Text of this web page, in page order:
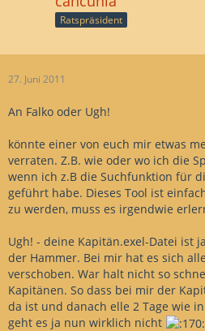
Ratspräsident
27. Juni 2011
An Falko oder Ugh!
könnte einer von euch mir etwas
verraten. Z.B. wie oder wo ich die
wenn ich z.B die Suchfunktion für
geführt habe. Dieses Tool ist
zu werden, muss es irgendwie
Ugh! - deine Kapitän.exel-Datei ist
der Hammer. Bei mir hat es sich
verschoben. War halt nicht so
Kapitänen. So dass bei mir der
da ist und danach elle 2 Tage wie
geht es ja nun wirklich nicht